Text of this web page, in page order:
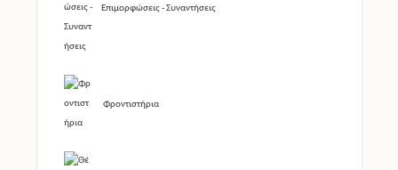
Επιμορφώσεις - Συναντήσεις
Φροντιστήρια